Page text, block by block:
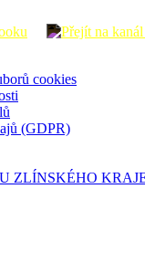
cookies
(GDPR)
ZLÍNSKÉHO